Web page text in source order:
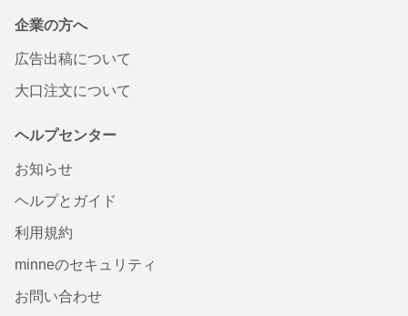
企業の方へ
広告出稿について
大口注文について
ヘルプセンター
お知らせ
ヘルプとガイド
利用規約
minneのセキュリティ
お問い合わせ